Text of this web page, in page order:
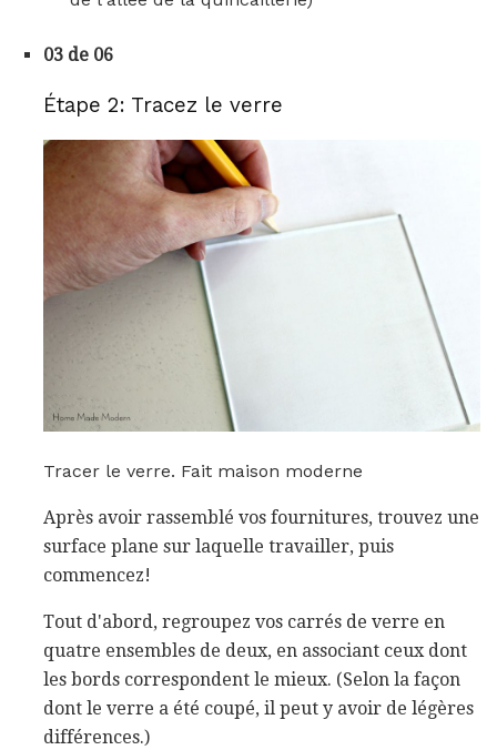
03 de 06
Étape 2: Tracez le verre
Tracer le verre. Fait maison moderne
Après avoir rassemblé vos fournitures, trouvez une
surface plane sur laquelle travailler, puis
commencez!
Tout d'abord, regroupez vos carrés de verre en
quatre ensembles de deux, en associant ceux dont
les bords correspondent le mieux. (Selon la façon
dont le verre a été coupé, il peut y avoir de légères
différences.)